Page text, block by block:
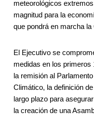
meteorológicos
magnitud para la
que pondrá en marcha
El Ejecutivo se
medidas en los primeros
la remisión al
Climático, la definición
largo plazo para
la creación de una